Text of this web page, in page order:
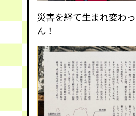
災害を経て生まれ変わ
ん！